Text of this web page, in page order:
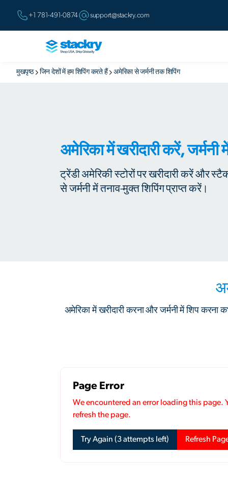
+1 781-491-0874 support@stackry.com
मुखपृष्ठ जिन देशों में हम शिपिंग करते हैं अमेरिका से जर्मनी तक शिपिंग
अमेरिका में खरीदारी करें, जर्मनी
ट्रेंडी अमेरिकी स्टोरों पर खरीदारी करें और
से जर्मनी में तनाव-मुक्त शिपिंग प्राप्त करें।
अमेरिका में खरीदारी करना और जर्मनी में शिप करना